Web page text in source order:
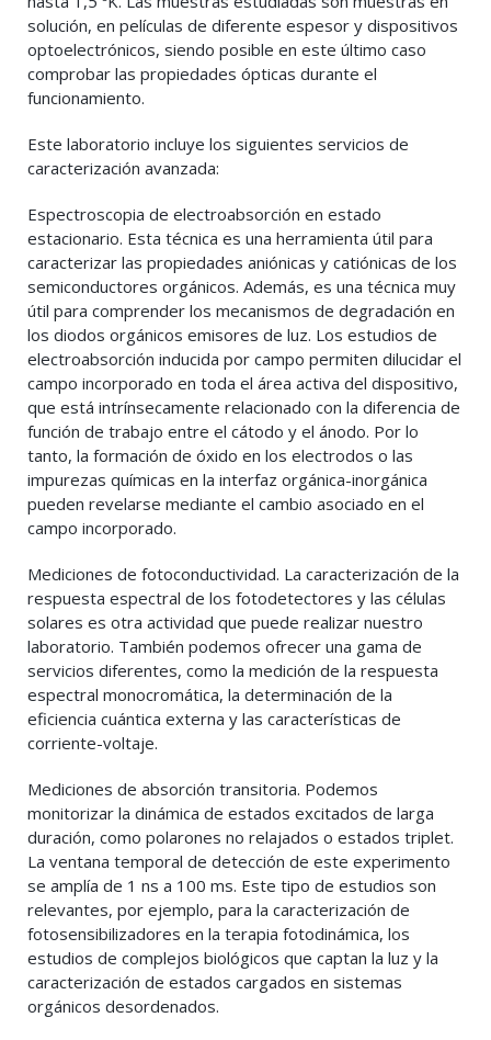
solución, en películas de diferente espesor y dispositivos
optoelectrónicos, siendo posible en este último caso
comprobar las propiedades ópticas durante el
funcionamiento.
Este laboratorio incluye los siguientes servicios de
caracterización avanzada:
Espectroscopia de electroabsorción en estado
estacionario. Esta técnica es una herramienta útil para
caracterizar las propiedades aniónicas y catiónicas de los
semiconductores orgánicos. Además, es una técnica muy
útil para comprender los mecanismos de degradación en
los diodos orgánicos emisores de luz. Los estudios de
electroabsorción inducida por campo permiten dilucidar el
campo incorporado en toda el área activa del dispositivo,
que está intrínsecamente relacionado con la diferencia de
función de trabajo entre el cátodo y el ánodo. Por lo
tanto, la formación de óxido en los electrodos o las
impurezas químicas en la interfaz orgánica-inorgánica
pueden revelarse mediante el cambio asociado en el
campo incorporado.
Mediciones de fotoconductividad. La caracterización de la
respuesta espectral de los fotodetectores y las células
solares es otra actividad que puede realizar nuestro
laboratorio. También podemos ofrecer una gama de
servicios diferentes, como la medición de la respuesta
espectral monocromática, la determinación de la
eficiencia cuántica externa y las características de
corriente-voltaje.
Mediciones de absorción transitoria. Podemos
monitorizar la dinámica de estados excitados de larga
duración, como polarones no relajados o estados triplet.
La ventana temporal de detección de este experimento
se amplía de 1 ns a 100 ms. Este tipo de estudios son
relevantes, por ejemplo, para la caracterización de
fotosensibilizadores en la terapia fotodinámica, los
estudios de complejos biológicos que captan la luz y la
caracterización de estados cargados en sistemas
orgánicos desordenados.